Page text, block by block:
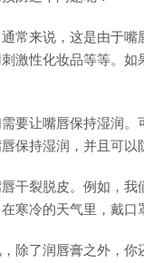
常来说，这是由于
激性化妆品等等。
要让嘴唇保持湿润
保持湿润，并且可以
干裂脱皮。例如，
寒冷的天气里，戴口
除了润唇膏之外，